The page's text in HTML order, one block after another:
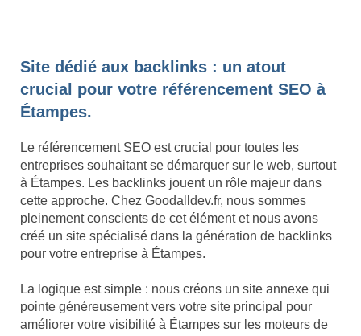
Site dédié aux backlinks : un atout
crucial pour votre référencement SEO à
Étampes.
Le référencement SEO est crucial pour toutes les
entreprises souhaitant se démarquer sur le web, surtout
à Étampes. Les backlinks jouent un rôle majeur dans
cette approche. Chez Goodalldev.fr, nous sommes
pleinement conscients de cet élément et nous avons
créé un site spécialisé dans la génération de backlinks
pour votre entreprise à Étampes.
La logique est simple : nous créons un site annexe qui
pointe généreusement vers votre site principal pour
améliorer votre visibilité à Étampes sur les moteurs de